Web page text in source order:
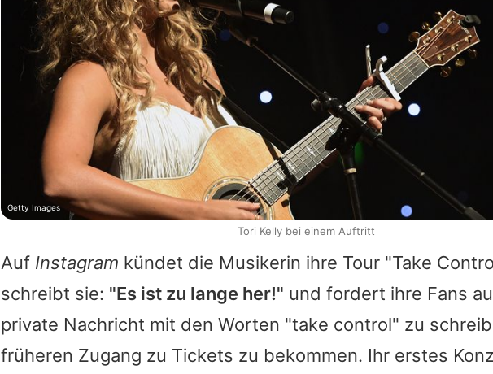
Auf Instagram kündet die Musikerin ihre Tour "Take
schreibt sie: "Es ist zu lange her!" und fordert ihre Fans
private Nachricht mit den Worten "take control" zu
früheren Zugang zu Tickets zu bekommen. Ihr erstes
Getty Images
Tori Kelly bei einem Auftritt